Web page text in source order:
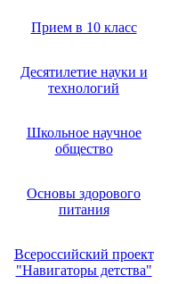
Прием в 10 класс
Десятилетие науки и
технологий
Школьное научное
общество
Основы здорового
питания
Всероссийский проект
"Навигаторы детства"